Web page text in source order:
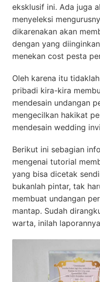
eksklusif ini. Ada juga
menyeleksi
dikarenakan akan
dengan yang
menekan cost pesta
Oleh karena itu
pribadi kira-kira
mendesain undangan
mengecilkan hakikat
mendesain wedding
Berikut ini sebagian
mengenai tutorial
yang bisa dicetak
bukanlah pintar, tak
membuat undangan
mantap. Sudah
warta, inilah